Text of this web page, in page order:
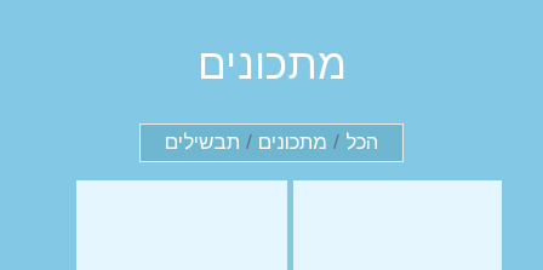
מתכונים
הכל / מתכונים / תבשילים